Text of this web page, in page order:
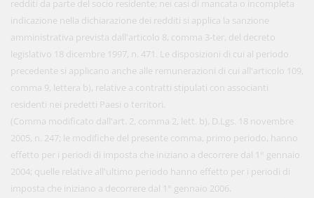
redditi da parte del socio residente; nei casi di mancata o incompleta
indicazione nella dichiarazione dei redditi si applica la sanzione
amministrativa prevista dall'articolo 8, comma 3-ter, del decreto
legislativo 18 dicembre 1997, n. 471. Le disposizioni di cui al periodo
precedente si applicano anche alle remunerazioni di cui all'articolo 109,
comma 9, lettera b), relative a contratti stipulati con associanti
residenti nei predetti Paesi o territori.
(Comma modificato dall'art. 2, comma 2, lett. b), D.Lgs. 18 novembre
2005, n. 247; le modifiche del presente comma, primo periodo, hanno
effetto per i periodi di imposta che iniziano a decorrere dal 1° gennaio
2004; quelle relative all'ultimo periodo hanno effetto per i periodi di
imposta che iniziano a decorrere dal 1° gennaio 2006.